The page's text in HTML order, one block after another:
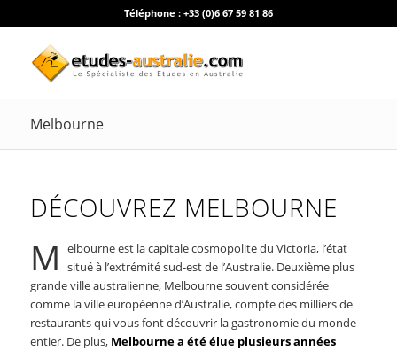
Téléphone : +33 (0)6 67 59 81 86
Melbourne
DÉCOUVREZ MELBOURNE
M
elbourne est la capitale cosmopolite du Victoria, l’état
situé à l’extrémité sud-est de l’Australie. Deuxième plus
grande ville australienne, Melbourne souvent considérée
comme la ville européenne d’Australie, compte des milliers de
restaurants qui vous font découvrir la gastronomie du monde
entier. De plus, Melbourne a été élue plusieurs années